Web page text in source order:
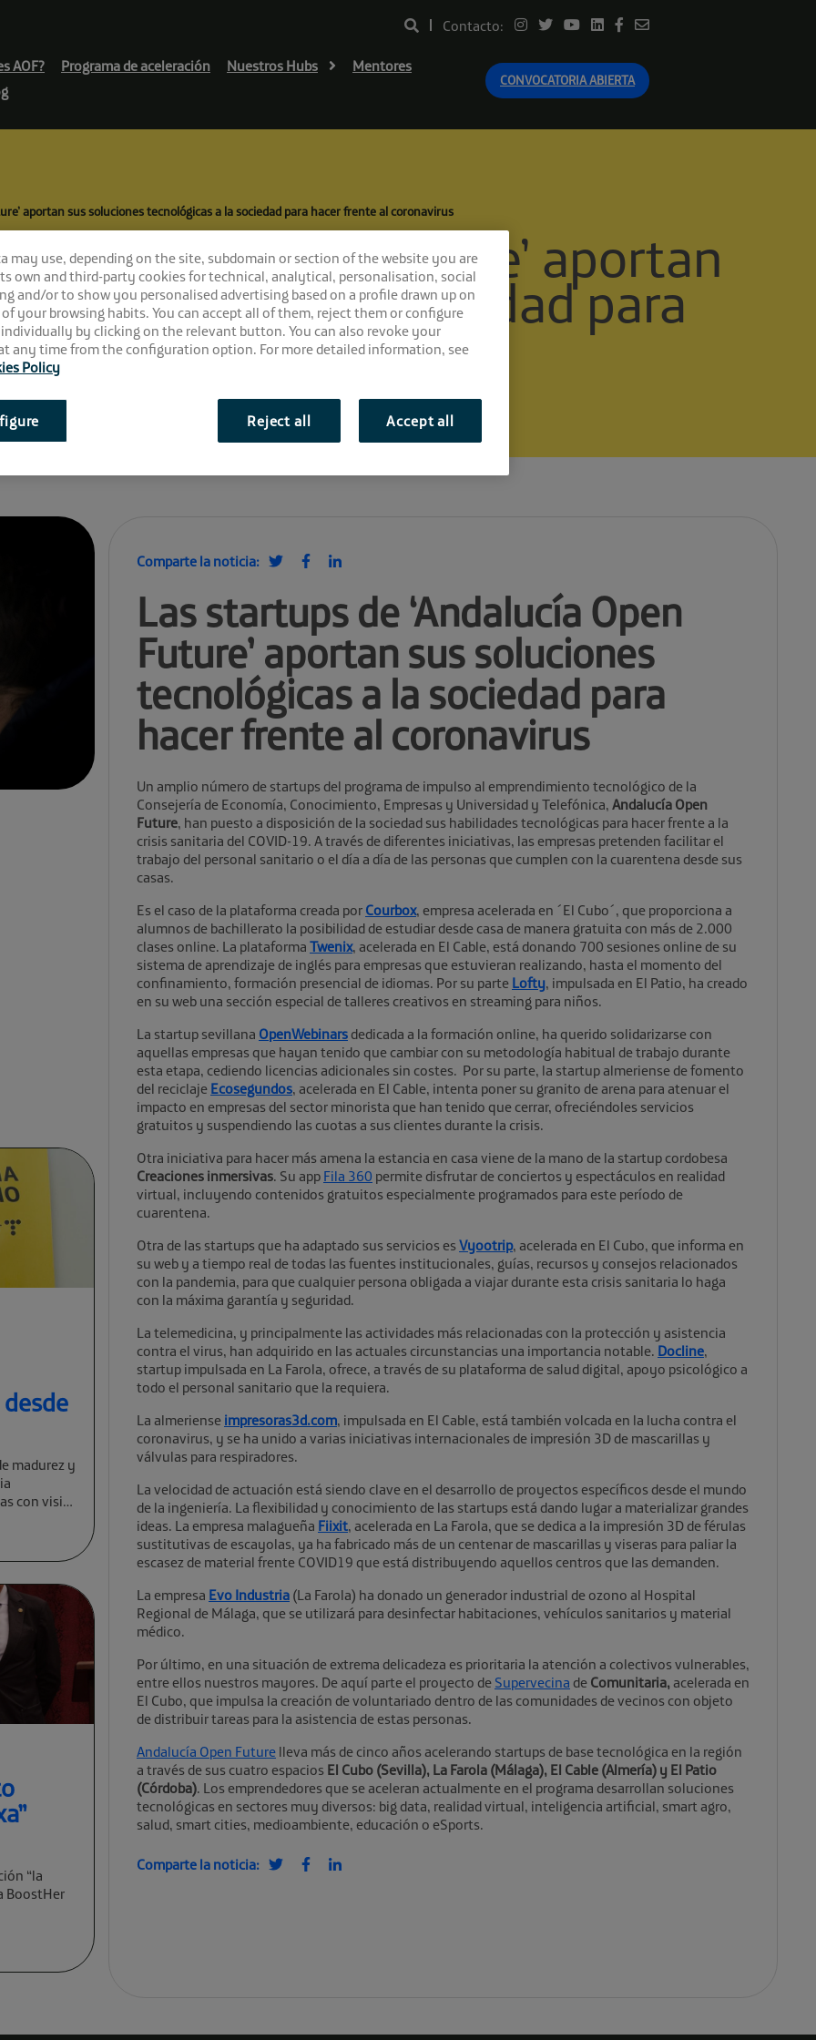
Contacto:
AOF? Programa de aceleración Nuestros Hubs
Mentores
CONVOCATORIA ABIERTA
aportan sus soluciones tecnológicas a la sociedad para hacer frente al coronavirus
Open Future’ aportan
a la sociedad para
madurez y
con visión
“la
BoostHer
Comparte la noticia:
Las startups de ‘Andalucía Open
Future’ aportan sus soluciones
tecnológicas a la sociedad para
hacer frente al coronavirus
Un amplio número de startups del programa de impulso al emprendimiento tecnológico de la
Consejería de Economía, Conocimiento, Empresas y Universidad y Telefónica, Andalucía Open
Future, han puesto a disposición de la sociedad sus habilidades tecnológicas para hacer frente a la
crisis sanitaria del COVID-19. A través de diferentes iniciativas, las empresas pretenden facilitar el
trabajo del personal sanitario o el día a día de las personas que cumplen con la cuarentena desde sus
casas.
Es el caso de la plataforma creada por Courbox, empresa acelerada en ´El Cubo´, que proporciona a
alumnos de bachillerato la posibilidad de estudiar desde casa de manera gratuita con más de 2.000
clases online. La plataforma Twenix, acelerada en El Cable, está donando 700 sesiones online de su
sistema de aprendizaje de inglés para empresas que estuvieran realizando, hasta el momento del
confinamiento, formación presencial de idiomas. Por su parte Lofty, impulsada en El Patio, ha creado
en su web una sección especial de talleres creativos en streaming para niños.
La startup sevillana OpenWebinars dedicada a la formación online, ha querido solidarizarse con
aquellas empresas que hayan tenido que cambiar con su metodología habitual de trabajo durante
esta etapa, cediendo licencias adicionales sin costes. Por su parte, la startup almeriense de fomento
del reciclaje Ecosegundos, acelerada en El Cable, intenta poner su granito de arena para atenuar el
impacto en empresas del sector minorista que han tenido que cerrar, ofreciéndoles servicios
gratuitos y suspendiendo las cuotas a sus clientes durante la crisis.
Otra iniciativa para hacer más amena la estancia en casa viene de la mano de la startup cordobesa
Creaciones inmersivas. Su app Fila 360 permite disfrutar de conciertos y espectáculos en realidad
virtual, incluyendo contenidos gratuitos especialmente programados para este período de
cuarentena.
Otra de las startups que ha adaptado sus servicios esVyootrip, acelerada en El Cubo, que informa en
su web y a tiempo real de todas las fuentes institucionales, guías, recursos y consejos relacionados
con la pandemia, para que cualquier persona obligada a viajar durante esta crisis sanitaria lo haga
con la máxima garantía y seguridad.
La telemedicina, y principalmente las actividades más relacionadas con la protección y asistencia
contra el virus, han adquirido en las actuales circunstancias una importancia notable. Docline,
startup impulsada en La Farola, ofrece, a través de su plataforma de salud digital, apoyo psicológico a
todo el personal sanitario que la requiera.
La almeriense impresoras3d.com, impulsada en El Cable, está también volcada en la lucha contra el
coronavirus, y se ha unido a varias iniciativas internacionales de impresión 3D de mascarillas y
válvulas para respiradores.
La velocidad de actuación está siendo clave en el desarrollo de proyectos específicos desde el mundo
de la ingeniería. La flexibilidad y conocimiento de las startups está dando lugar a materializar grandes
ideas. La empresa malagueña Fiixit, acelerada en La Farola, que se dedica a la impresión 3D de férulas
sustitutivas de escayolas, ya ha fabricado más de un centenar de mascarillas y viseras para paliar la
escasez de material frente COVID19 que está distribuyendo aquellos centros que las demanden.
La empresa Evo Industria (La Farola) ha donado un generador industrial de ozono al Hospital
Regional de Málaga, que se utilizará para desinfectar habitaciones, vehículos sanitarios y material
médico.
Por último, en una situación de extrema delicadeza es prioritaria la atención a colectivos vulnerables,
entre ellos nuestros mayores. De aquí parte el proyecto de Supervecina de Comunitaria, acelerada en
El Cubo, que impulsa la creación de voluntariado dentro de las comunidades de vecinos con objeto
de distribuir tareas para la asistencia de estas personas.
Andalucía Open Future lleva más de cinco años acelerando startups de base tecnológica en la región
a través de sus cuatro espacios El Cubo (Sevilla), La Farola (Málaga), El Cable (Almería) y El Patio
(Córdoba). Los emprendedores que se aceleran actualmente en el programa desarrollan soluciones
tecnológicas en sectores muy diversos: big data, realidad virtual, inteligencia artificial, smart agro,
salud, smart cities, medioambiente, educación o eSports.
Comparte la noticia:
may use, depending on the site, subdomain or section of the website you are
own and third-party cookies for technical, analytical, personalisation, social
and/or to show you personalised advertising based on a profile drawn up on
your browsing habits. You can accept all of them, reject them or configure
by clicking on the relevant button. You can also revoke your
any time from the configuration option. For more detailed information, see
Policy
Reject all Accept all